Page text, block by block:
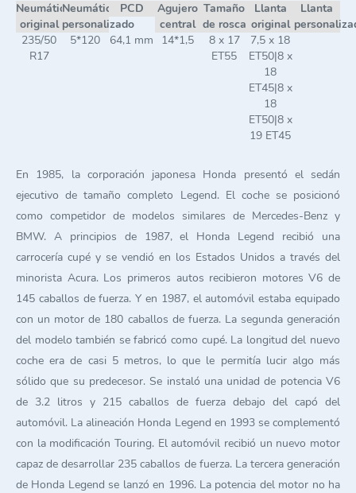
Neumático
original
Neumático
personalizado
PCD
Agujero
central
Tamaño
de rosca
Llanta
original
Llanta
235/50
R17
5*120 64,1 mm 14*1,5
8 x 17
ET55
7,5 x 18
ET50|8 x
18
ET45|8 x
18
ET50|8 x
19 ET45
En 1985, la corporación japonesa Honda presentó el sedán
ejecutivo de tamaño completo Legend. El coche se posicionó
como competidor de modelos similares de Mercedes-Benz y
BMW. A principios de 1987, el Honda Legend recibió una
carrocería cupé y se vendió en los Estados Unidos a través del
minorista Acura. Los primeros autos recibieron motores V6 de
145 caballos de fuerza. Y en 1987, el automóvil estaba equipado
con un motor de 180 caballos de fuerza. La segunda generación
del modelo también se fabricó como cupé. La longitud del nuevo
coche era de casi 5 metros, lo que le permitía lucir algo más
sólido que su predecesor. Se instaló una unidad de potencia V6
de 3.2 litros y 215 caballos de fuerza debajo del capó del
automóvil. La alineación Honda Legend en 1993 se complementó
con la modificación Touring. El automóvil recibió un nuevo motor
capaz de desarrollar 235 caballos de fuerza. La tercera generación
de Honda Legend se lanzó en 1996. La potencia del motor no ha